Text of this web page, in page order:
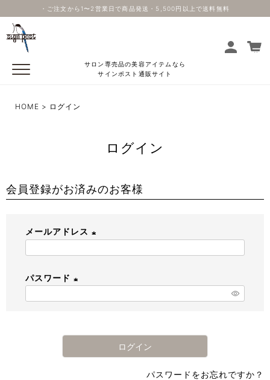
・ご注文から1〜2営業日で商品発送・5,500円以上で送料無料
サロン専売品の美容アイテムなら
サインポスト通販サイト
HOME ログイン
ログイン
会員登録がお済みのお客様
メールアドレス
パスワード
ログイン
パスワードをお忘れですか？